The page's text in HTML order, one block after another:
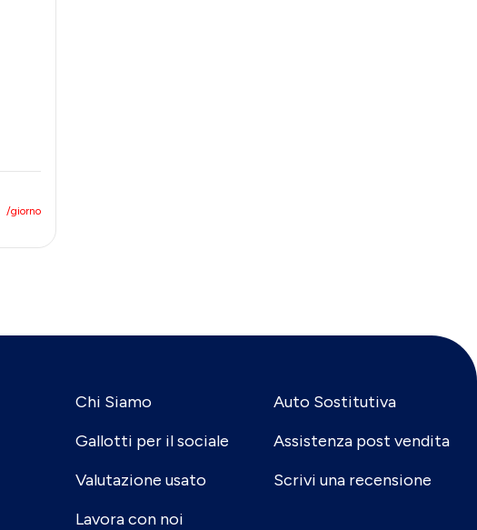
/giorno
Chi Siamo
Gallotti per il sociale
Valutazione usato
Lavora con noi
Auto Sostitutiva
Assistenza post vendita
Scrivi una recensione